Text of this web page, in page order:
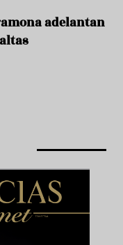
adelantan